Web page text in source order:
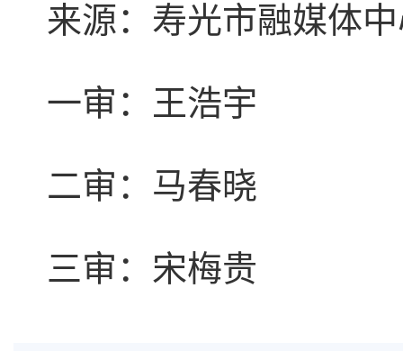
来源：寿光市融媒体
一审：王浩宇
二审：马春晓
三审：宋梅贵